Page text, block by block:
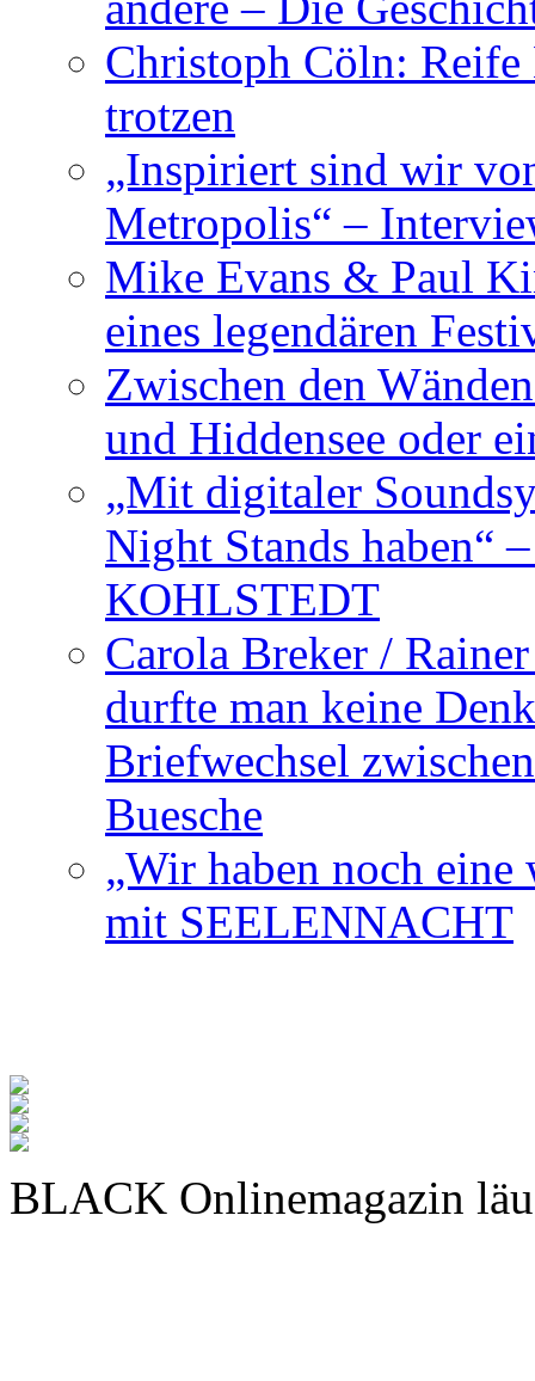
Christoph Cöln:
trotzen
„Inspiriert sind wir
Metropolis“ –
Mike Evans & Paul
eines legendären
Zwischen den
und Hiddensee oder
„Mit digitaler
Night Stands haben“
KOHLSTEDT
Carola Breker /
durfte man keine
Briefwechsel
Buesche
„Wir haben noch
mit SEELENNACHT
BLACK Onlinemagazin